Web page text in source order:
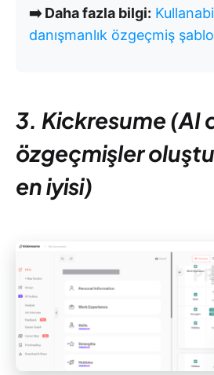
➡️ Daha fazla bilgi:
danışmanlık özgeçmiş
3. Kickresume (AI
özgeçmişler
en iyisi)